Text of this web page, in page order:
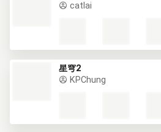
catlai
星穹2
KPChung